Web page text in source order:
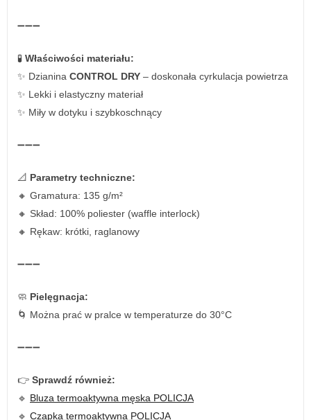
➖➖➖
🧪 Właściwości materiału:
✨ Dzianina CONTROL DRY – doskonała cyrkulacja powietrza
✨ Lekki i elastyczny materiał
✨ Miły w dotyku i szybkoschnący
➖➖➖
📐 Parametry techniczne:
🔸 Gramatura: 135 g/m²
🔸 Skład: 100% poliester (waffle interlock)
🔸 Rękaw: krótki, raglanowy
➖➖➖
🧼 Pielęgnacja:
🌀 Można prać w pralce w temperaturze do 30°C
➖➖➖
👉 Sprawdź również:
🔹 Bluza termoaktywna męska POLICJA
🔹 Czapka termoaktywna POLICJA